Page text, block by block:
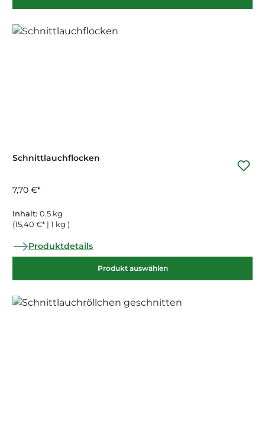
Schnittlauchflocken
7,70 €*
Inhalt: 0.5 kg
(15,40 €* | 1 kg )
Produktdetails
Produkt auswählen